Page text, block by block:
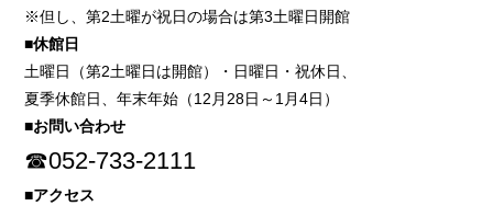
※但し、第2土曜が祝日の場合は第3土曜日開館
■休館日
土曜日（第2土曜日は開館）・日曜日・祝休日、
夏季休館日、年末年始（12月28日～1月4日）
■お問い合わせ
☎052-733-2111
■アクセス